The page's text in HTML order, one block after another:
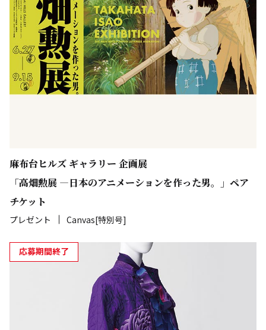
麻布台ヒルズ ギャラリー 企画展
「高畑勲展 ―日本のアニメーションを作った男。」ペア
チケット
プレゼント Canvas[特別号]
応募期間終了